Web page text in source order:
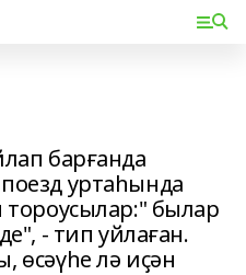
барғанда
уртаһында
тороусылар:" былар
- тип уйлаған.
өсәүһе лә иҫән